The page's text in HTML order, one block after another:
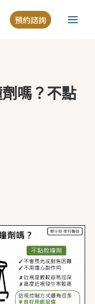
預約諮詢
嗎？不點